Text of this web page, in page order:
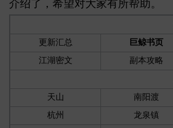
介绍了，希望对大家有所帮助。
更新汇总
巨鲸书页
江湖密文
副本攻略
天山
南阳渡
杭州
龙泉镇